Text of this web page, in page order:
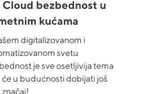
Cloud bezbednost u
kućama
digitalizovanom i
svetu
je sve osetljivija tema
će u budućnosti dobijati još